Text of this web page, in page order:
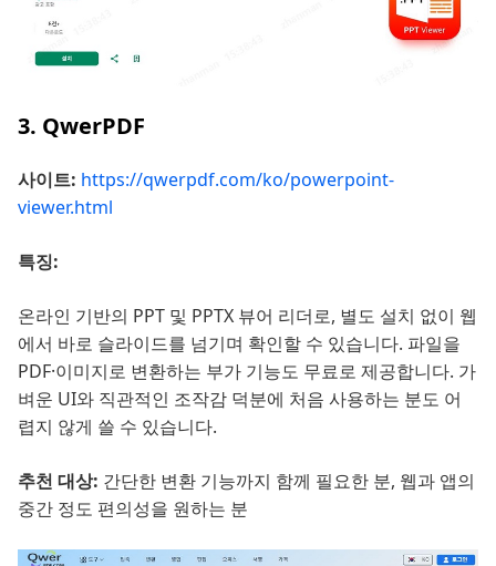
3. QwerPDF
사이트: https://qwerpdf.com/ko/powerpoint-
viewer.html
특징:
온라인 기반의 PPT 및 PPTX 뷰어 리더로, 별도 설치 없이 웹
에서 바로 슬라이드를 넘기며 확인할 수 있습니다. 파일을
PDF·이미지로 변환하는 부가 기능도 무료로 제공합니다. 가
벼운 UI와 직관적인 조작감 덕분에 처음 사용하는 분도 어
렵지 않게 쓸 수 있습니다.
추천 대상: 간단한 변환 기능까지 함께 필요한 분, 웹과 앱의
중간 정도 편의성을 원하는 분